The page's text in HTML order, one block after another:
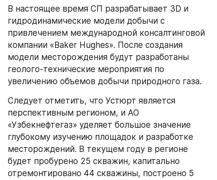
В настоящее время СП разрабатывает 3D и
гидродинамические модели добычи с
привлечением международной консалтинговой
компании «Baker Hughes». После создания
модели месторождения будут разработаны
геолого-технические мероприятия по
увеличению объемов добычи природного газа.
Следует отметить, что Устюрт является
перспективным регионом, и АО
«Узбекнефтегаз» уделяет большое значение
глубокому изучению площадок и разработке
месторождений. В текущем году в регионе
будет пробурено 25 скважин, капитально
отремонтировано 44 скважины, построено 5